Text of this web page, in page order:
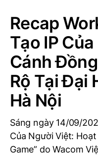
Recap
Tạo IP
Cánh
Rộ Tại Đại
Hà Nội
Sáng ngày 14/09/
Của Người Việt:
Game” do Wacom